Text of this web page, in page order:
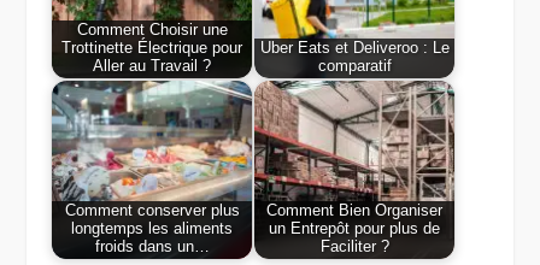
Comment Choisir une
Trottinette Électrique pour
Aller au Travail ?
Uber Eats et Deliveroo : Le
comparatif
Comment conserver plus
longtemps les aliments
froids dans un…
Comment Bien Organiser
un Entrepôt pour plus de
Faciliter ?